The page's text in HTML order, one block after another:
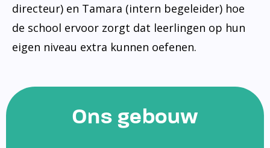
directeur) en Tamara (intern begeleider) hoe
de school ervoor zorgt dat leerlingen op hun
eigen niveau extra kunnen oefenen.
Ons gebouw